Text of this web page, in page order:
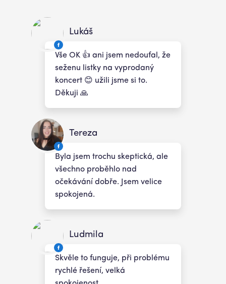
Lukáš
Vše OK 👍 ani jsem nedoufal, že
seženu listky na vyprodaný
koncert 😊 užili jsme si to.
Děkuji 🙏
Tereza
Byla jsem trochu skeptická, ale
všechno proběhlo nad
očekávání dobře. Jsem velice
spokojená.
Ludmila
Skvěle to funguje, při problému
rychlé řešení, velká